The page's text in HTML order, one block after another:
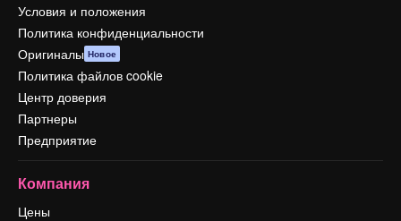
Условия и положения
Политика конфиденциальности
Оригиналы Новое
Политика файлов cookie
Центр доверия
Партнеры
Предприятие
Компания
Цены